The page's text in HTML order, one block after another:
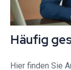
Häufig
Hier finden Sie